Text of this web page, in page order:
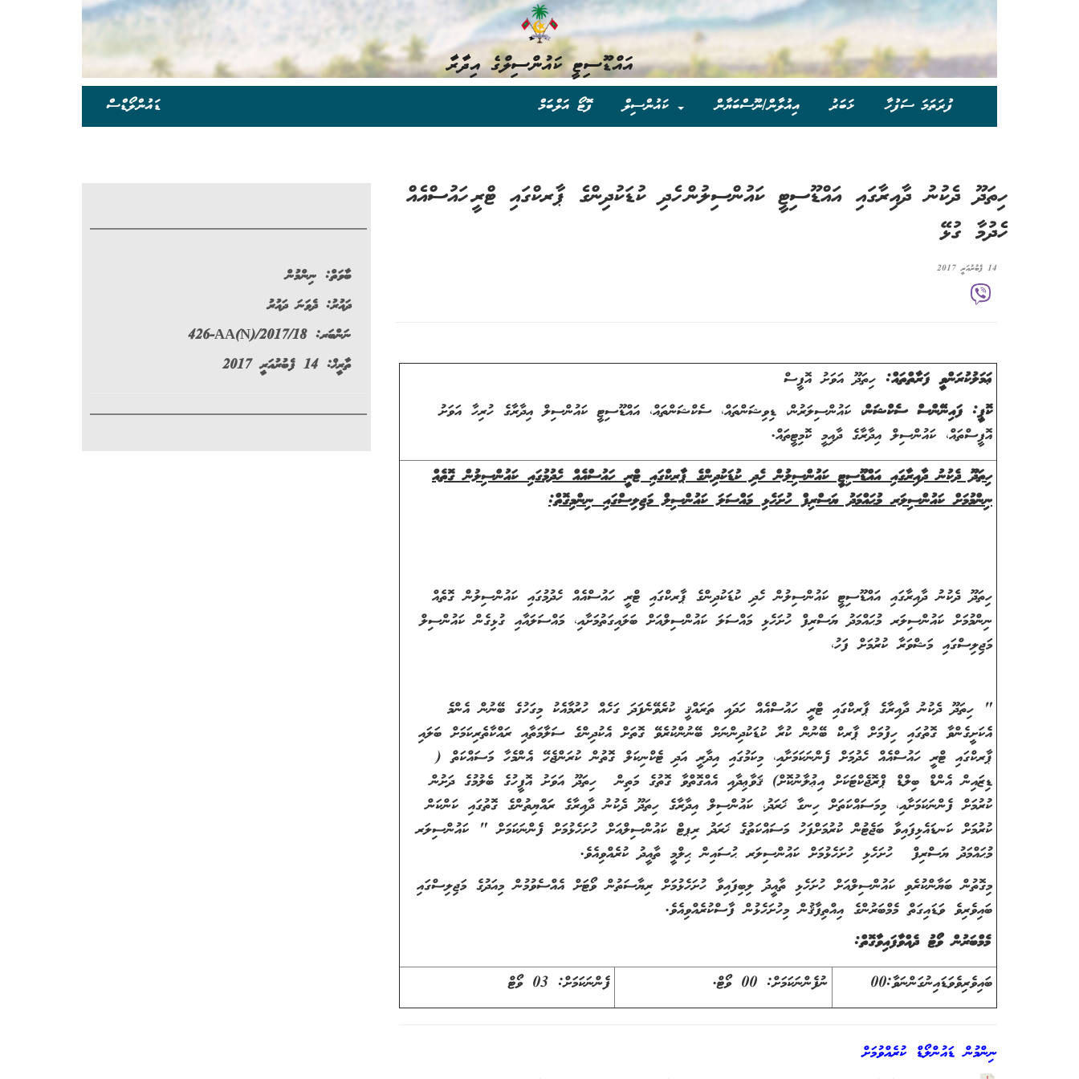
އައްޑޫސިޓީ ކައުންސިލްގެ އިދާރާ
ފުރަތަމަ ސަފުހާ ޚަބަރު އިއުލާން/ނޫސްބަޔާން ފޮޓޯ އަލްބަމް ޑައުންލޯޑްސް
ހިތަދޫ ދެކުނު ދާއިރާގައި އައްޑޫސިޓީ ކައުންސިލުން ހެދި ކުޑަކުދިންގެ ޕާރކްގައި ޓްރީ ހައުސްއެއް
ހެދުމާ ގުޅޭ
14 ފެބުރުއަރީ 2017
ޢަމަލުކުރަންވީ ފަރާތްތައް: ހިތަދޫ އަވަށު އޮފީސް
ކޮޕީ: ފައިނޭންސް ސެކްޝަން، ކައުންސިލަރުން، ޑިވިޝަންތައް، ސެކްޝަންތައް، އައްޑޫސިޓީ ކައުންސިލް އިދާރާގެ ހުރިހާ އަވަށު
އޮފީސްތައް، ކައުންސިލް އިދާރާގެ ދާއިމީ ކޮމިޓީތައް.
ހިތަދޫ ދެކުނު ދާއިރާގައި އައްޑޫސިޓީ ކައުންސިލުން ހެދި ކުޑަކުދިންގެ ޕާރކްގައި ޓްރީ ހައުސްއެއް ހެދުމުގައި ކައުންސިލުން ގޮތެއް
ނިންމުމަށް ކައުންސިލަރ މުޙައްމަދު ޔަސްރިފް ހުށަހެޅި މައްސަލަކައުންސިލް މަޖިލިސްގައި ނިންމިގޮތް:
ހިތަދޫ ދެކުނު ދާއިރާގައި އައްޑޫސިޓީ ކައުންސިލުން ހެދި ކުޑަކުދިންގެ ޕާރކްގައި ޓްރީ ހައުސްއެއް ހެދުމުގައި ކައުންސިލުން ގޮތެއް
ނިންމުމަށް ކައުންސިލަރ މުޙައްމަދު ޔަސްރިފް ހުށަހެޅި މައްސަލަ ކައުންސިލްއަށް ބަލައިގަތުމަށާއި، މައްސަލައާއި ގުޅިގެން ކައުންސިލް
މަޖިލިސްގައި މަޝްވަރާ ކުރުމަށް ފަހު،
" ހިތަދޫ ދެކުނު ދާއިރާގެ ޕާރކްގައި ޓްރީ ހައުސްއެއް ހަދައި ތަރައްޤީ ކުރެވޭނެފަދަ ގަހެއް ހުރުމާއެކު މިގަހުގެ ބޭނުން އެންމެ
އެކަށީގެންވާ ގޮތުގައި ހިފުމަށް ޕާރކް ބޭނުން ކުރާ ކުޑަކުދިންނަށް ބޭނުންކުރެވޭ ގޮތަށް އެކުދިންގެ ސަލާމަތާއި ރައްކާތެރިކަމަށް ބަލައި
ޕާރކްގައި ޓްރީ ހައުސްއެއް ހެދުމަށް ފެންނަކަމަށާއި، މިކަމުގައި އިދާރީ އަދި ޓެކްނިކަލް ގޮތުން ކުރަންޖެހޭ އެންމެހާ މަސައްކަތް (
ޑިޒައިން އެންޑް ބިލްޑް ޕްރޮޖެކްޓަކަށް އިޢުލާނުކޮށް) ޤަވާޢިދާއި އެއްގޮތްވާ ގޮތުގެ މަތިން ހިތަދޫ އަވަށު އޮފީހުގެ ބެލުމުގެ ދަށުން
ކުރުމަށް ފެންނަކަމަށާއި، މިމަސައްކަތަށް ހިނގާ ޚަރަދު، ކައުންސިލް އިދާރާގެ ހިތަދޫ ދެކުނު ދާއިރާގެ ރައްޔިތުންގެ ގޮތުގައި ކަންކަން
ކުރުމަށް ކަނޑައެޅިފައިވާ ބަޖެޓުން ކުރުމަށްފަހު މަސައްކަތުގެ ޚަރަދު ރިޕޓް ކައުންސިލްއަށް ހުށަހެޅުމަށް ފެންނަކަމަށް " ކައުންސިލަރ
މުޙައްމަދު ޔަސްރިފް ހުށަހެޅި ހުށަހެޅުމަށް ކައުންސިލަރ ޙުސައިން ޙިލްމީ ތާއީދު ކުރެއްވިއެވެ.
މިގޮތުން ބަޔާންކުރެވި ކައުންސިލްއަށް ހުށަހެޅި ތާއީދު ލިބިފައިވާ ހުށަހެޅުމަށް ރިޔާސަތުން ވޯޓަށް އެއްސެވުމުން މިއަދުގެ މަޖިލިސްގައި
ބައިވެރިވެ ވަޑައިގަތް މެމްބަރުންގެ އިއްތިފާޤުން މިހުށަހެޅުން ފާސްކުރެއްވިއެވެ.
މެމްބަރުން ވޯޓު ދެއްވާފައިވާގޮތް:
ބައިވެރިވެވަޑައިނުގަންނަވާ:00
ނުފެންނަކަމަށް: 00 ވޯޓް. ފެންނަކަމަށް: 03 ވޯޓް
ނިންމުން ޑައުންލޯޑް ކުރެއްވުމަށް
ބާވަތް: ނިންމުން
ދައުރު:ދެވަނަ ދައުރު
ނަންބަރ:426-AA(N)/2017/18
ތާރީޚް: 14 ފެބުރުއަރީ 2017